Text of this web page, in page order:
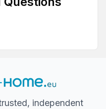
independent